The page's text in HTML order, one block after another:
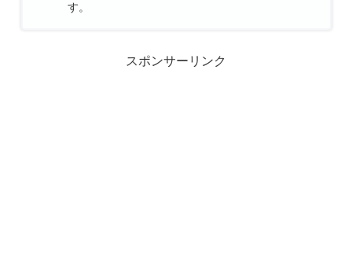
す。
スポンサーリンク